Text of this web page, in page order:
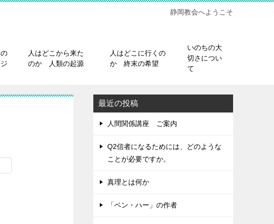
静岡教会へようこそ
人はどこから来た
のか 人類の起源
人はどこに行くの
か 終末の希望
いのちの大
切さについ
て
最近の投稿
人間関係講座 ご案内
Q2信者になるためには、どのような
ことが必要ですか。
真理とは何か
「ベン・ハー」の作者